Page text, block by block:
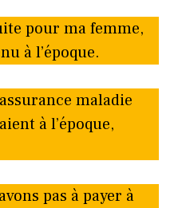
pour ma femme,
à l’époque.
maladie
à l’époque,
pas à payer à